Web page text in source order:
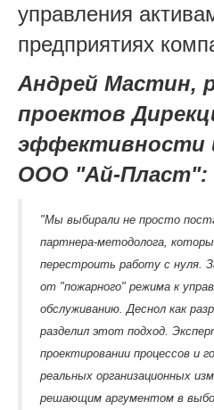
управления
предприятиях
Андрей Мастин,
проектов
эффективности
ООО "Ай-Пласт":
"Мы выбирали не просто
партнера-методолога,
перестроить работу с нуля.
от "пожарного" режима к
обслуживанию. Деснол как
разделил этот подход.
проектировании процессов и
реальных организационных
решающим аргументом в